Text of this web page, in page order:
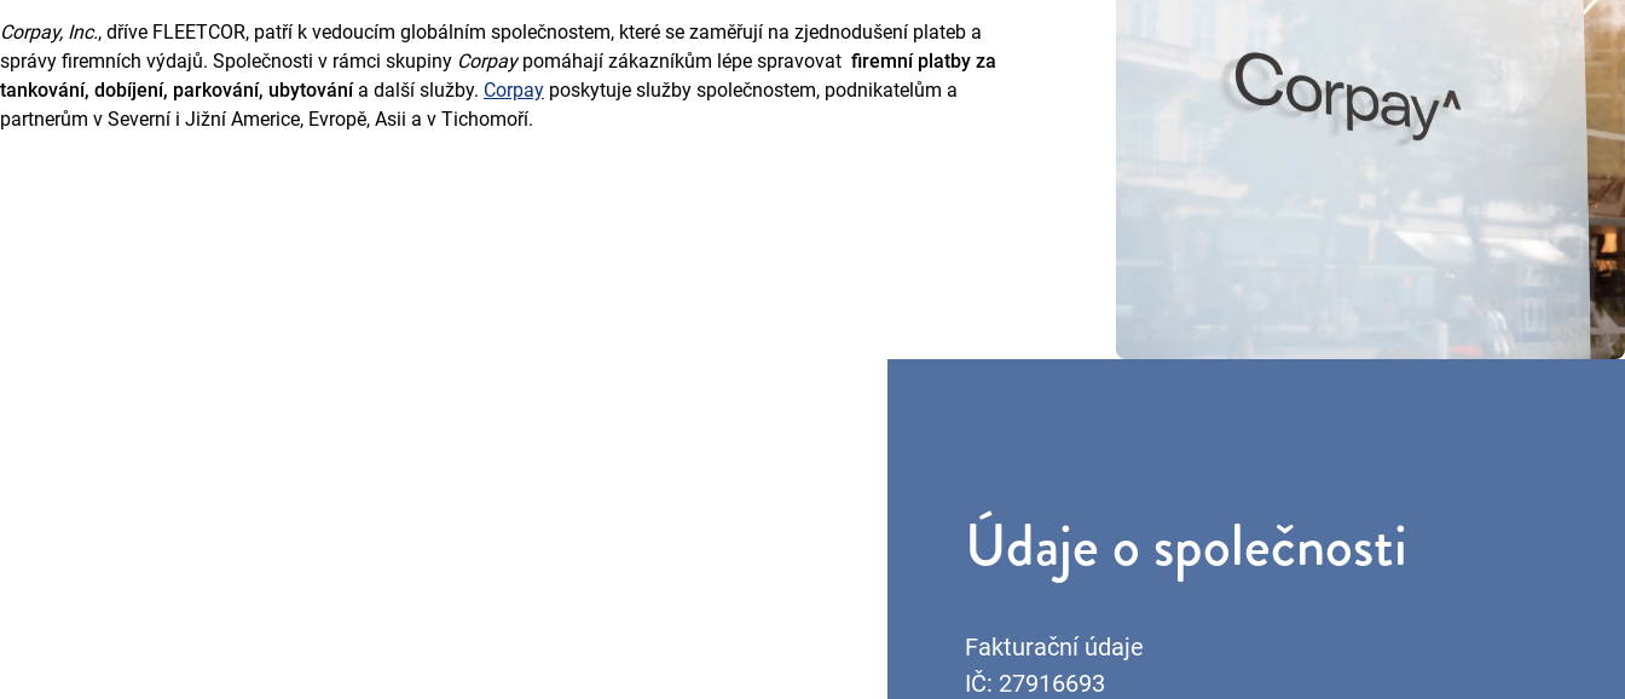
Corpay, Inc., dříve FLEETCOR, patří k vedoucím globálním společnostem, které se zaměřují na zjednodušení plateb a
správy firemních výdajů. Společnosti v rámci skupiny Corpaypomáhají zákazníkům lépe spravovat firemní platby za
tankování, dobíjení, parkování, ubytovánía další služby. Corpay poskytuje služby společnostem, podnikatelům a
partnerům v Severní i Jižní Americe, Evropě, Asii a v Tichomoří.
Údaje o společnosti
Fakturační údaje
IČ: 27916693